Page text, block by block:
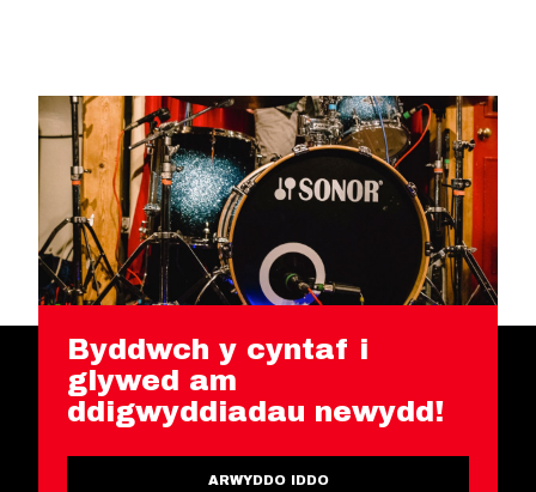
Byddwch y cyntaf i
glywed am
ddigwyddiadau newydd!
ARWYDDO IDDO